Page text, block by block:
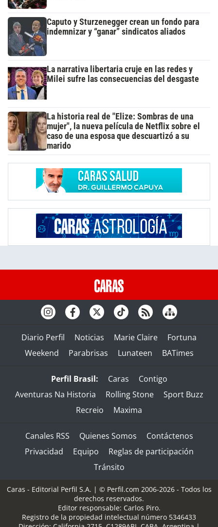
Caputo y Sturzenegger crean un fondo para
indemnizar y “ganar” sindicatos aliados
La narrativa libertaria cruje en las redes y
Milei sufre las consecuencias del desgaste
La historia real de "Elize: Sombras de una
mujer", la nueva película de Netflix sobre el
caso de una esposa que descuartizó a su
marido
Diario Perfil Noticias Marie Claire
Fortuna
Weekend
Parabrisas Lunateen BATimes
Perfil Brasil: Caras
Contigo
Aventuras Na Historia
Rolling Stone
Sport Buzz
Recreio
Maxima
Canales RSS Quienes Somos
Contáctenos
Privacidad
Equipo
Reglas de participación
Tránsito
Caras - Editorial Perfil S.A. | © Perfil.com 2006-2026 - Todos los
derechos reservados.
Editor responsable: Carlos Piro.
Registro de la propiedad intelectual número 5346433